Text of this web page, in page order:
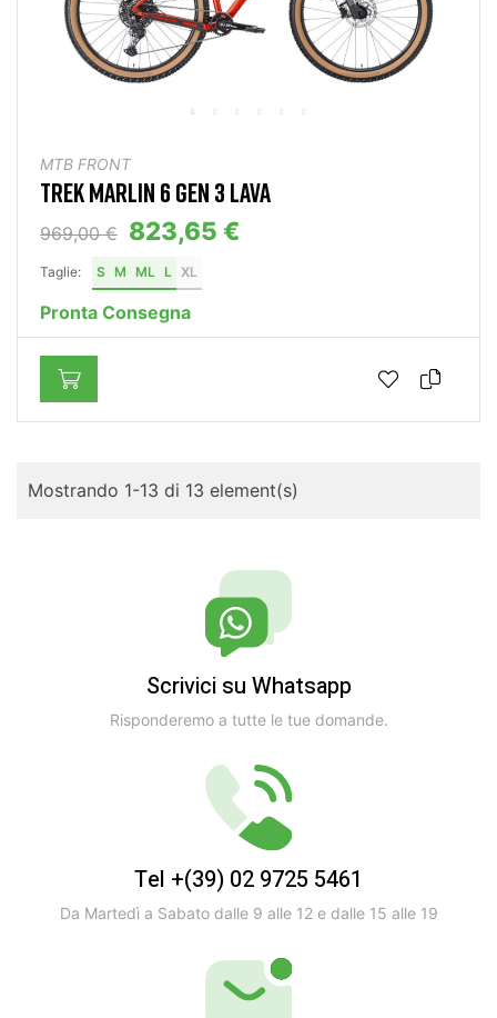
MTB FRONT
TREK MARLIN 6 GEN 3 LAVA
969,00 € 823,65 €
Taglie: S M ML L XL
Pronta Consegna
Mostrando 1-13 di 13 element(s)
Scrivici su Whatsapp
Risponderemo a tutte le tue domande.
Tel +(39) 02 9725 5461
Da Martedì a Sabato dalle 9 alle 12 e dalle 15 alle 19